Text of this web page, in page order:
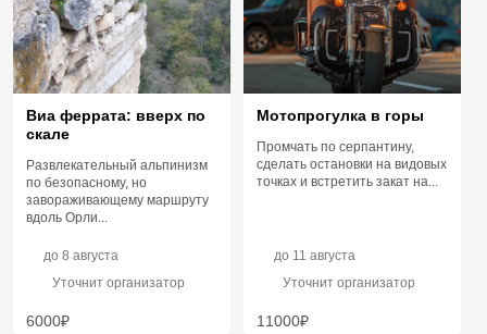
Виа феррата: вверх по
скале
Развлекательный альпинизм
по безопасному, но
завораживающему маршруту
вдоль Орли...
до 8 августа
Уточнит организатор
6000₽
Мотопрогулка в горы
Промчать по серпантину,
сделать остановки на видовых
точках и встретить закат на...
до 11 августа
Уточнит организатор
11000₽